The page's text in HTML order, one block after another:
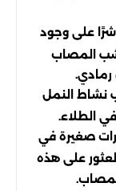
على وجود
المصاب
رمادي.
نشاط النمل
الطلاء.
صغيرة في
على هذه